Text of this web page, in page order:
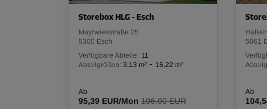
Storebox HLG - Esch
Mayrwiesstraße 25
5300 Esch
Verfügbare Abteile: 11
Abteilgrößen: 3,13 m² - 15,22 m²
Ab
95,39 EUR/Mon 106,00 EUR
5061
Ab